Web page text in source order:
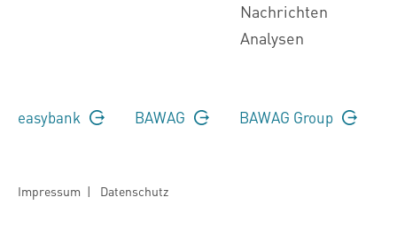
Nachrichten
Analysen
easybank BAWAG BAWAG Group
Impressum | Datenschutz